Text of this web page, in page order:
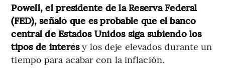
Powell, el presidente de la Reserva Federal
(FED), señaló que es probable que el banco
central de Estados Unidos siga subiendo los
tipos de interésy los deje elevados durante un
tiempo para acabar con la inflación.